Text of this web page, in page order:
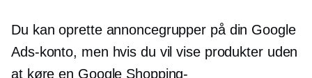
Du kan oprette annoncegrupper på din Google
Ads-konto, men hvis du vil vise produkter uden
at køre en Google Shopping-